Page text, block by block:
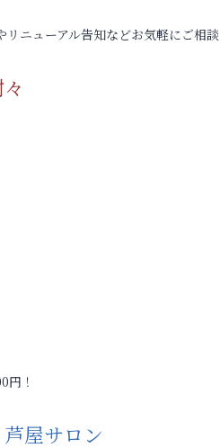
ニューアル告知などお気軽にご相
円！
屋サロン